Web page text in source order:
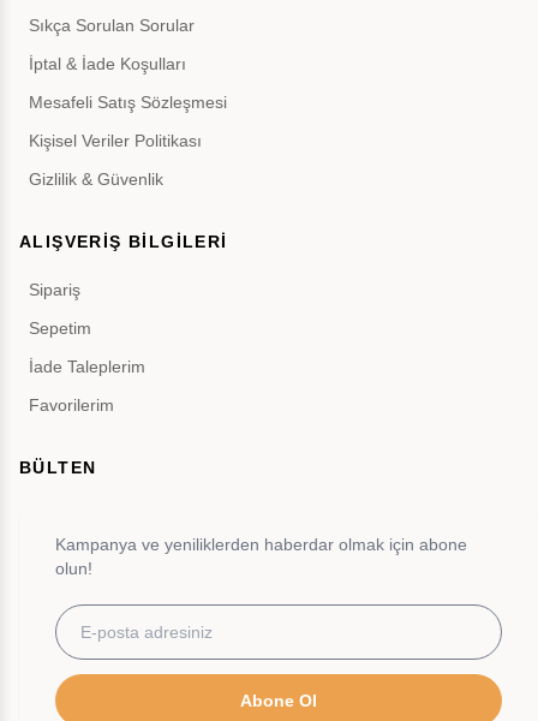
Sıkça Sorulan Sorular
İptal & İade Koşulları
Mesafeli Satış Sözleşmesi
Kişisel Veriler Politikası
Gizlilik & Güvenlik
ALIŞVERİŞ BİLGİLERİ
Sipariş
Sepetim
İade Taleplerim
Favorilerim
BÜLTEN
Kampanya ve yeniliklerden haberdar olmak için abone
olun!
Abone Ol